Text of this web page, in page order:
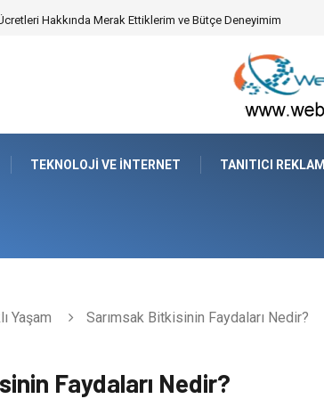
Hakkında Merak Ettiklerim ve Bütçe Deneyimim
TEKNOLOJI VE İNTERNET TANITICI REKLAM
Yaşam Sarımsak Bitkisinin Faydaları Nedir?
Faydaları Nedir?